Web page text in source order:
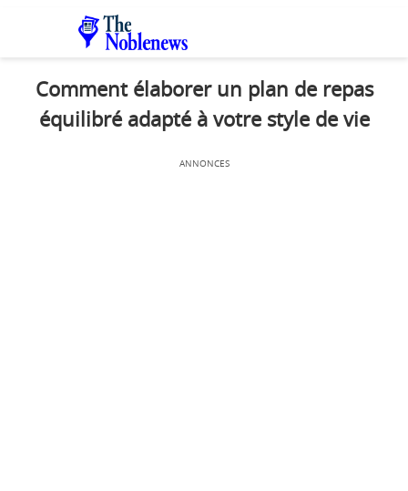
Comment élaborer un plan de repas
équilibré adapté à votre style de vie
ANNONCES